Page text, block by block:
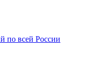
по всей России